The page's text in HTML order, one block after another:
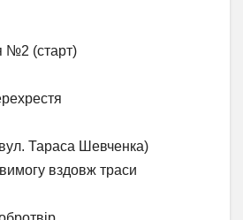
№2 (старт)
Тараса Шевченка)
вздовж траси